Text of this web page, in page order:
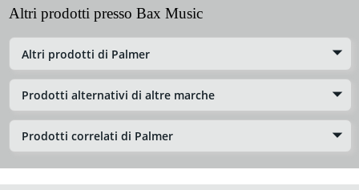
Altri prodotti presso Bax Music
Altri prodotti di Palmer
Prodotti alternativi di altre marche
Prodotti correlati di Palmer